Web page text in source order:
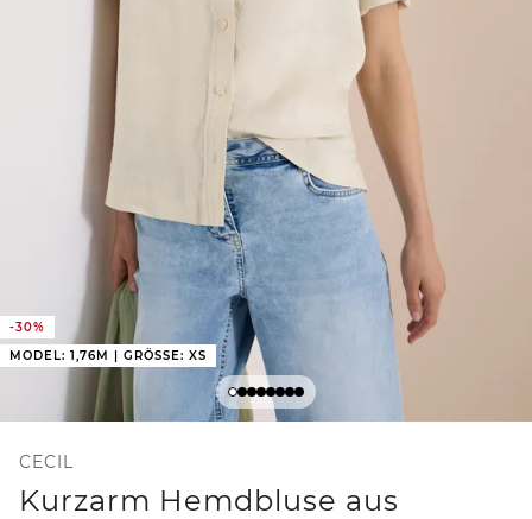
-30%
MODEL: 1,76M | GRÖSSE: XS
CECIL
Kurzarm Hemdbluse aus